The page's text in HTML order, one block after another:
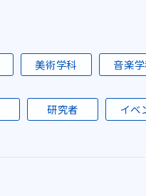
美術学科 音楽
研究者 イベ